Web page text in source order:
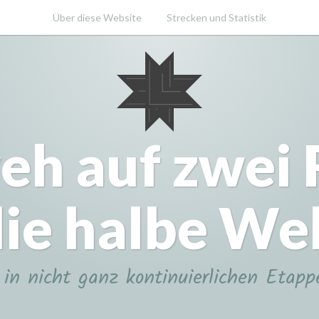
Über diese Website Strecken und Statistik
auf zwei
halbe
nicht ganz kontinuierlichen